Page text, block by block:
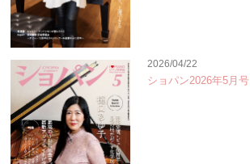
2026/04/22
ショパン2026年5月号